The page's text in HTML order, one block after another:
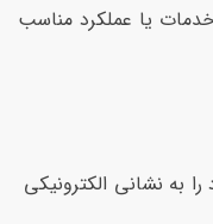
یا عملکرد مناسب
به نشانی الکترونیکی